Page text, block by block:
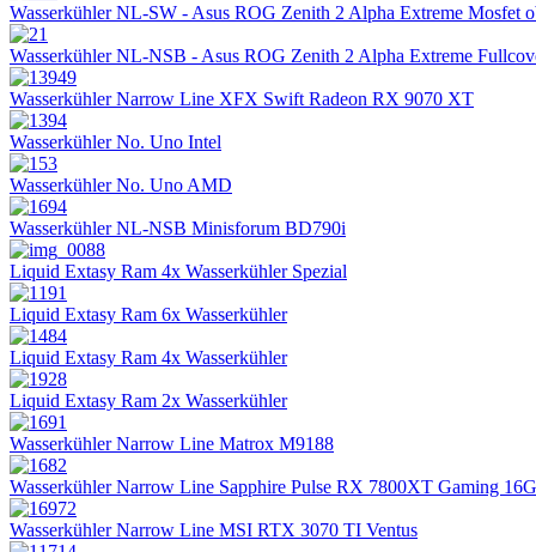
Wasserkühler NL-SW - Asus ROG Zenith 2 Alpha Extreme Mosfet
Wasserkühler NL-NSB - Asus ROG Zenith 2 Alpha Extreme
Wasserkühler Narrow Line XFX Swift Radeon RX 9070 XT
Wasserkühler No. Uno Intel
Wasserkühler No. Uno AMD
Wasserkühler NL-NSB Minisforum BD790i
Liquid Extasy Ram 4x Wasserkühler Spezial
Liquid Extasy Ram 6x Wasserkühler
Liquid Extasy Ram 4x Wasserkühler
Liquid Extasy Ram 2x Wasserkühler
Wasserkühler Narrow Line Matrox M9188
Wasserkühler Narrow Line Sapphire Pulse RX 7800XT Gaming 16G
Wasserkühler Narrow Line MSI RTX 3070 TI Ventus